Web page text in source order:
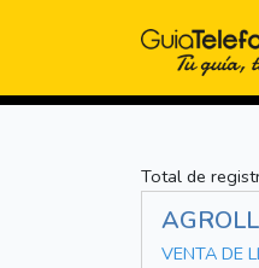
Total de
VENTA DE